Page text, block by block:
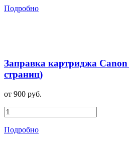
Подробно
Заправка картриджа
страниц)
от 900 руб.
Подробно